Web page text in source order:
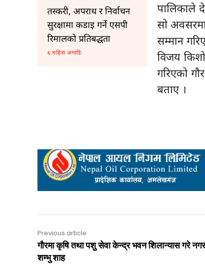
तस्करी, अपराध र निर्वाचन
सुरक्षामा कडाइ गर्ने एसपी
रिमालको प्रतिबद्धता
६ महिना अगाडि
पालिकाले
साे अवसरमा
सम्मान
विजय
गरिएको
बताए ।
Previous article
गौरमा कृषि तथा पशु सेवा केन्द्र भवन शिलान्यास गरे
शम्भु शाह